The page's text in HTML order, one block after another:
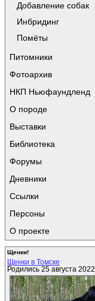
Добавление собак
Инбридинг
Помёты
Питомники
Фотоархив
НКП Ньюфаундленд
О породе
Выставки
Библиотека
Форумы
Дневники
Ссылки
Персоны
О проекте
Щенки!
Щенки в Томске
Родились 25 августа 2022